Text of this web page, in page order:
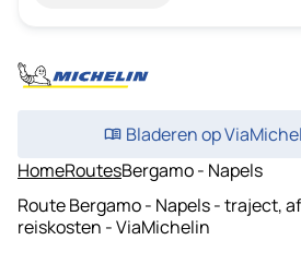
Bladeren op
HomeRoutesBergamo - Napels
Route Bergamo - Napels - traject,
reiskosten - ViaMichelin